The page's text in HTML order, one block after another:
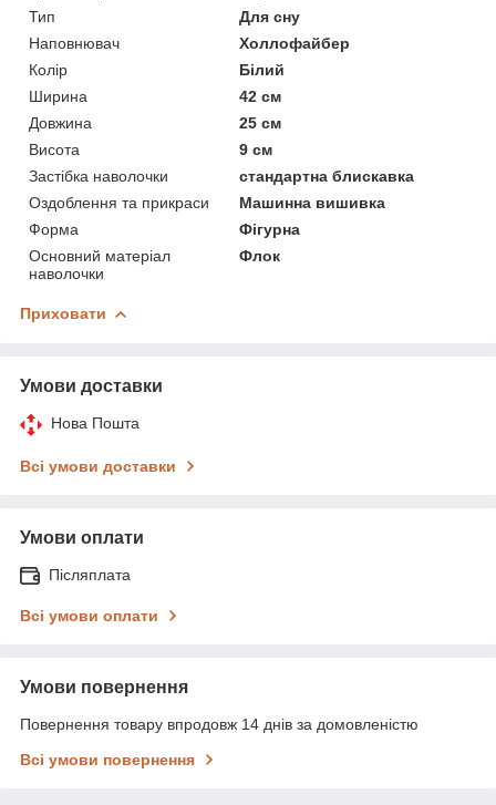
Тип
Для сну
Наповнювач
Холлофайбер
Колір
Білий
Ширина
42 см
Довжина
25 см
Висота
9 см
Застібка наволочки
стандартна блискавка
Оздоблення та прикраси
Машинна вишивка
Форма
Фігурна
Основний матеріал
наволочки
Флок
Приховати
Умови доставки
Нова Пошта
Всі умови доставки
Умови оплати
Післяплата
Всі умови оплати
Умови повернення
Повернення товару впродовж 14 днів за домовленістю
Всі умови повернення